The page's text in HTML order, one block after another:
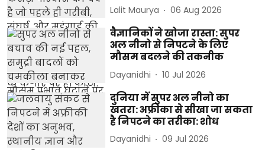
Lalit Maurya 06 Aug 2026
वैज्ञानिकों ने खोजा रास्ता: सुपर
अल नीनो से निपटने के लिए
मौसम बदलने की तकनीक
Dayanidhi 10 Jul 2026
दुनिया में सुपर अल नीनो का
खतरा: अफ्रीका से सीखा जा सकता
है निपटने का तरीका: शोध
Dayanidhi 09 Jul 2026